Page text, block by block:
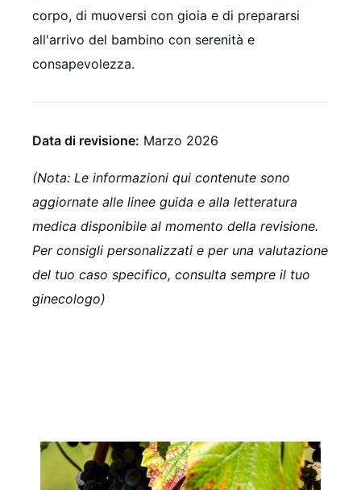
corpo, di muoversi con gioia e di prepararsi
all'arrivo del bambino con serenità e
consapevolezza.
Data di revisione: Marzo 2026
(Nota: Le informazioni qui contenute sono
aggiornate alle linee guida e alla letteratura
medica disponibile al momento della revisione.
Per consigli personalizzati e per una valutazione
del tuo caso specifico, consulta sempre il tuo
ginecologo)